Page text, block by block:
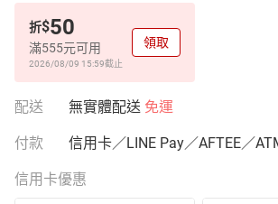
折$50
滿555元可用
2026/08/09 15:59截止
領取
配送 無實體配送 免運
付款 信用卡／LINE Pay／AFTEE／
信用卡優惠